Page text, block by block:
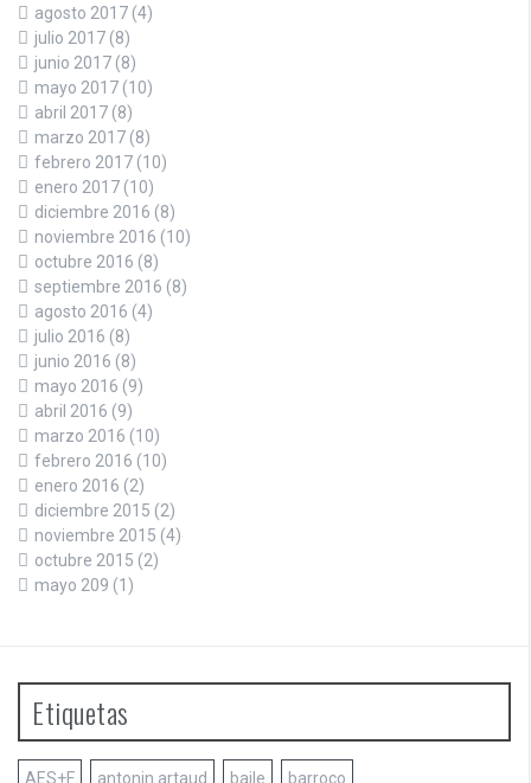
agosto 2017 (4)
julio 2017 (8)
junio 2017 (8)
mayo 2017 (10)
abril 2017 (8)
marzo 2017 (8)
febrero 2017 (10)
enero 2017 (10)
diciembre 2016 (8)
noviembre 2016 (10)
octubre 2016 (8)
septiembre 2016 (8)
agosto 2016 (4)
julio 2016 (8)
junio 2016 (8)
mayo 2016 (9)
abril 2016 (9)
marzo 2016 (10)
febrero 2016 (10)
enero 2016 (2)
diciembre 2015 (2)
noviembre 2015 (4)
octubre 2015 (2)
mayo 209 (1)
Etiquetas
AES+F antonin artaud baile barroco